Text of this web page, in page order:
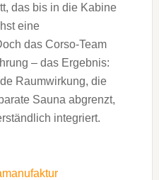
das bis in die Kabine
eine
das Corso-Team
– das Ergebnis:
Raumwirkung, die
Sauna abgrenzt,
integriert.